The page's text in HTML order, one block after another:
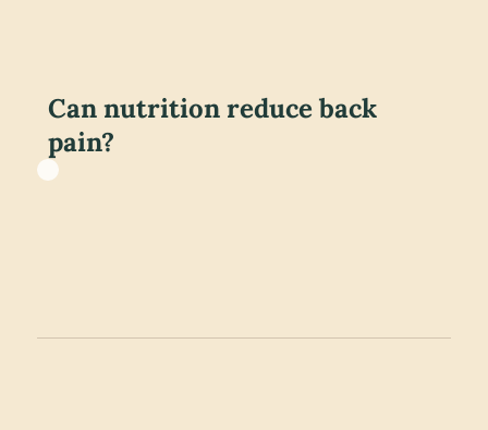
Can nutrition reduce back
pain?